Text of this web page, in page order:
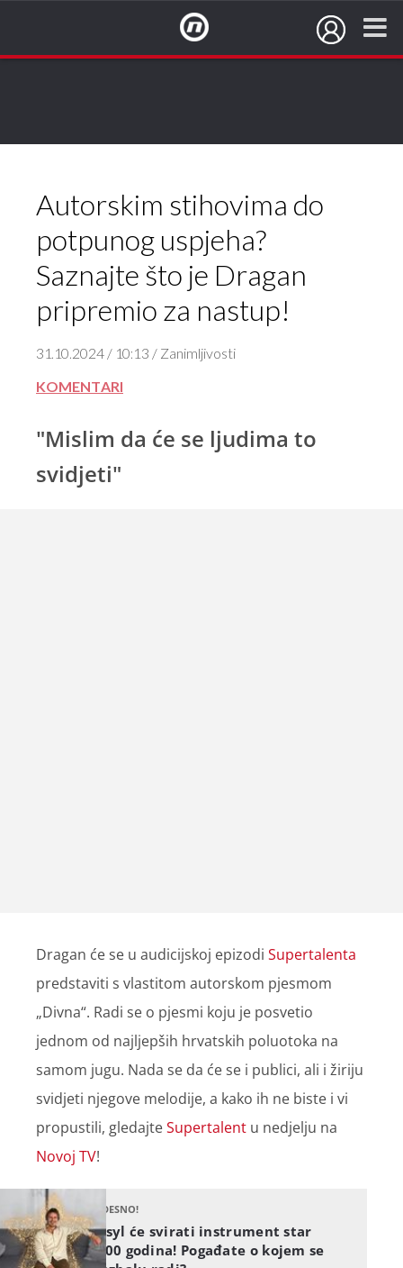
Autorskim stihovima do
potpunog uspjeha?
Saznajte što je Dragan
pripremio za nastup!
31.10.2024 / 10:13 / Zanimljivosti
KOMENTARI
"Mislim da će se ljudima to
svidjeti"
Dragan će se u audicijskoj epizodi Supertalenta
predstaviti s vlastitom autorskom pjesmom
„Divna“. Radi se o pjesmi koju je posvetio
jednom od najljepših hrvatskih poluotoka na
samom jugu. Nada se da će se i publici, ali i žiriju
svidjeti njegove melodije, a kako ih ne biste i vi
propustili, gledajteSupertalent u nedjelju na
Novoj TV!
ČUDESNO!
Vasyl će svirati instrument star
1500 godina! Pogađate o kojem se